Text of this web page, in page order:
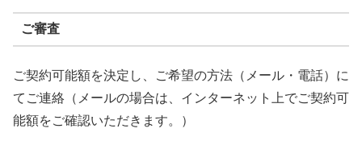
ご審査
ご契約可能額を決定し、ご希望の方法（メール・電話）に
てご連絡（メールの場合は、インターネット上でご契約可
能額をご確認いただきます。）